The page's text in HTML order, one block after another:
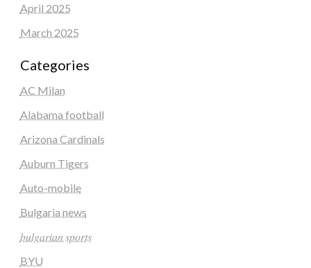
April 2025
March 2025
Categories
AC Milan
Alabama football
Arizona Cardinals
Auburn Tigers
Auto-mobile
Bulgaria news
𝑏𝑢𝑙𝑔𝑎𝑟𝑖𝑎𝑛 𝑠𝑝𝑜𝑟𝑡𝑠
BYU